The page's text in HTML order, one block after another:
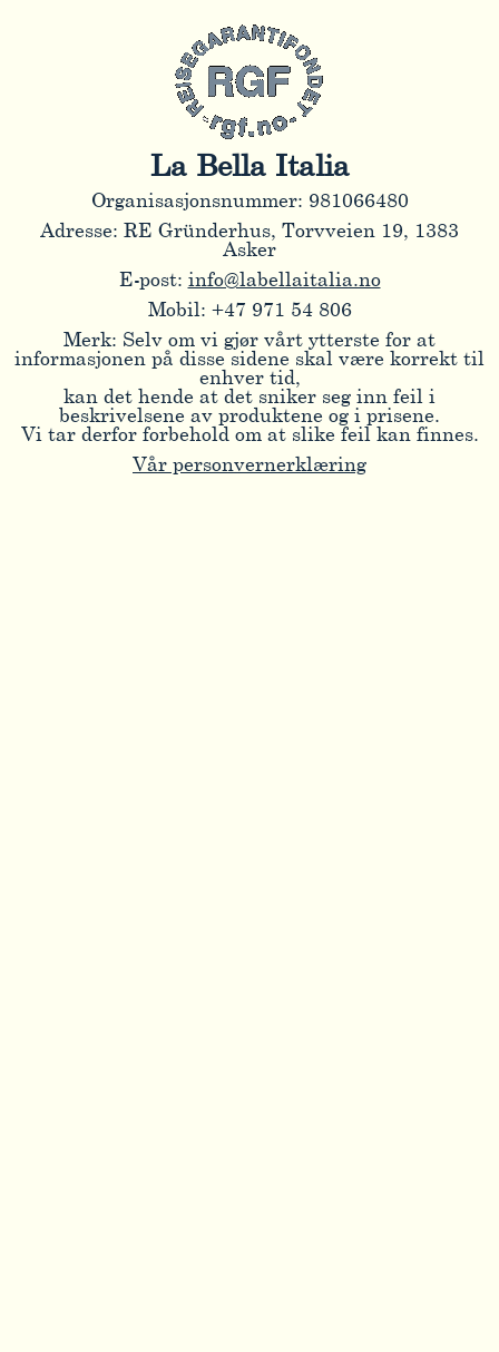
La Bella Italia
Organisasjonsnummer: 981066480
Adresse: RE Gründerhus, Torvveien 19, 1383
Asker
E-post: info@labellaitalia.no
Mobil: +47 971 54 806
Merk: Selv om vi gjør vårt ytterste for at
informasjonen på disse sidene skal være korrekt til
enhver tid,
kan det hende at det sniker seg inn feil i
beskrivelsene av produktene og i prisene.
Vi tar derfor forbehold om at slike feil kan finnes.
Vår personvernerklæring